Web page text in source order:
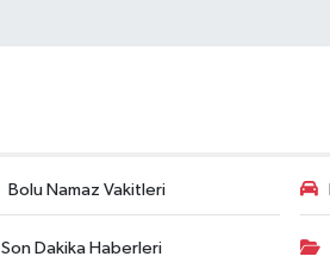
Bolu Namaz Vakitleri
Son Dakika Haberleri